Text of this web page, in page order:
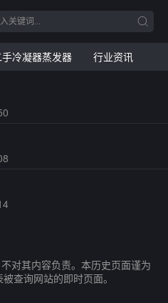
冷凝器蒸发器 行业资讯
对其内容负责。本历史页面谨为
查询网站的即时页面。